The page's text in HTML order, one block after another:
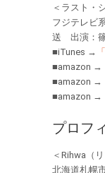
＜ラスト・
フジテレビ
送 出演：
■iTunes →
■amazon →
■amazon →
■amazon →
プロフ
＜Rihwa（
北海道札幌